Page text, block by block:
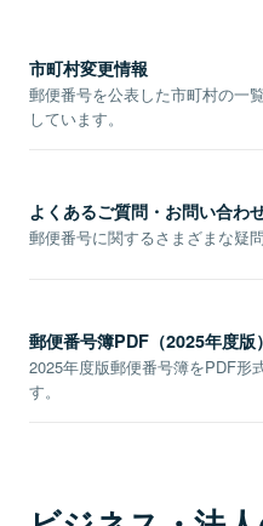
市町村変更情報
郵便番号を公表した市町村の一
しています。
よくあるご質問・お問い合わ
郵便番号に関するさまざまな疑
郵便番号簿PDF（2025年度版）
2025年度版郵便番号簿をPDF形
す。